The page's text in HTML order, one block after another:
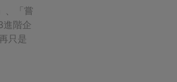
、「嘗
進階企
只是